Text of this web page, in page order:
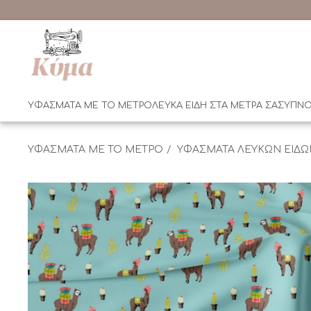
ΥΦΑΣΜΑΤΑ ΜΕ ΤΟ ΜΕΤΡΟΛΕΥΚΑ ΕΙΔΗ ΣΤΑ ΜΕΤΡΑ ΣΑΣ
ΥΦΑΣΜΑΤΑ ΜΕ ΤΟ ΜΕΤΡΟ ΥΦΑΣΜΑΤΑ ΛΕΥΚΩΝ